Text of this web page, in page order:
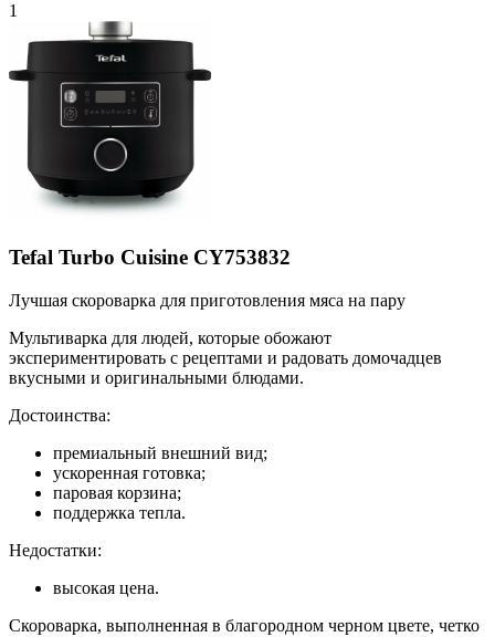
1
Tefal Turbo Cuisine CY753832
Лучшая скороварка для приготовления мяса на пару
Мультиварка для людей, которые обожают
экспериментировать с рецептами и радовать домочадцев
вкусными и оригинальными блюдами.
Достоинства:
премиальный внешний вид;
ускоренная готовка;
паровая корзина;
поддержка тепла.
Недостатки:
высокая цена.
Скороварка, выполненная в благородном черном цвете, четко